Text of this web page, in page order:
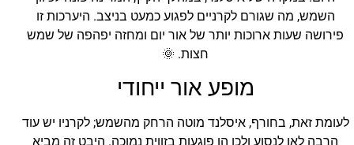
השמש, מה שגורם לקרניים לפגוע כמעט בניצב. היערכות זו
פירושה שעות ארוכות יותר של אור יום ומחזה יפהפה של שמש
חצות. 🌞
מופע אור ייחודי
לעומת זאת, בחורף, איסלנד מוטה הרחק מהשמש; לקרניו יש עוד
הרבה לאן לנסוע ולכן הן פוגעות בזווית נמוכה. היבט זה מביא